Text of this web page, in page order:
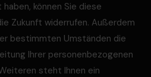
können Sie diese
Zukunft widerrufen. Außerdem
bestimmten Umständen die
Ihrer personenbezogenen
steht Ihnen ein